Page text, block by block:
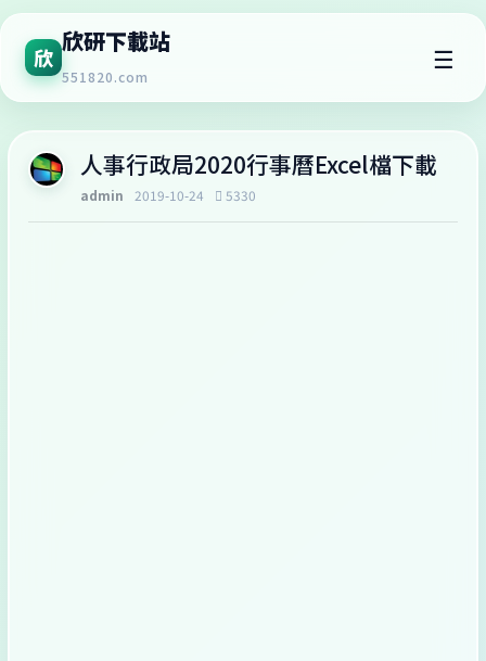
欣
欣研下載站
551820.com
☰
人事行政局2020行事曆Excel檔下載
admin 2019-10-24 5330